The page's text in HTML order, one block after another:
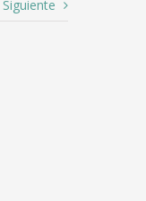
Siguiente